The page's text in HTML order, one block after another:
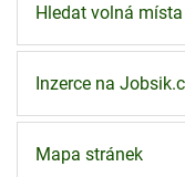
Hledat volná místa
Inzerce na
Mapa stránek